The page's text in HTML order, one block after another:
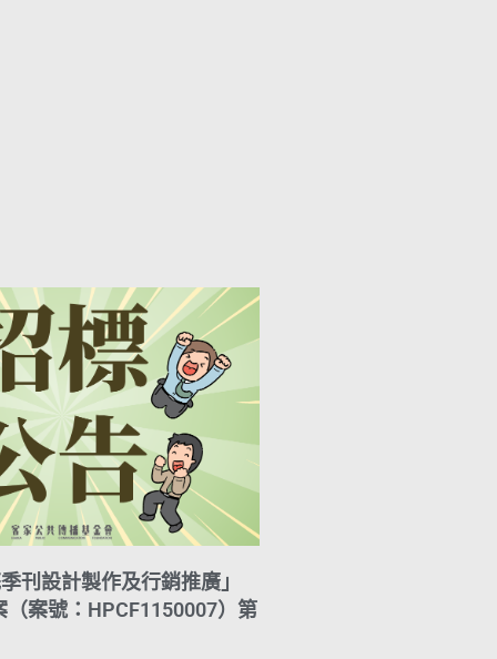
刊設計製作及行銷推廣」
案號：HPCF1150007）第